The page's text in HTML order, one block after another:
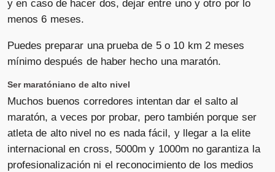
y en caso de hacer dos, dejar entre uno y otro por lo
menos 6 meses.
Puedes preparar una prueba de 5 o 10 km 2 meses
mínimo después de haber hecho una maratón.
Ser maratóniano de alto nivel
Muchos buenos corredores intentan dar el salto al
maratón, a veces por probar, pero también porque ser
atleta de alto nivel no es nada fácil, y llegar a la elite
internacional en cross, 5000m y 1000m no garantiza la
profesionalización ni el reconocimiento de los medios